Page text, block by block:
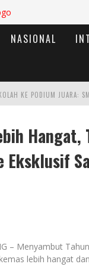
NASIONAL
Eksklusif
– Menyambut
lebih hangat